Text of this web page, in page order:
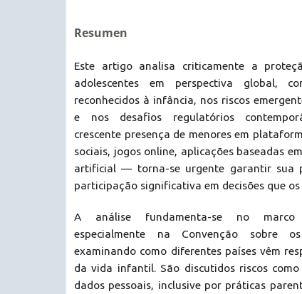
Resumen
Este artigo analisa criticamente a
adolescentes em perspectiva global,
reconhecidos à infância, nos riscos
e nos desafios regulatórios
crescente presença de menores em
sociais, jogos online, aplicações baseadas
artificial — torna-se urgente garantir sua
participação significativa em decisões que
A análise fundamenta-se no marco
especialmente na Convenção sobre
examinando como diferentes países vêm
da vida infantil. São discutidos riscos
dados pessoais, inclusive por práticas